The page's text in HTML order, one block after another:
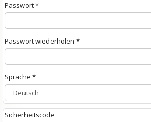
Passwort *
Passwort wiederholen *
Sprache *
Sicherheitscode